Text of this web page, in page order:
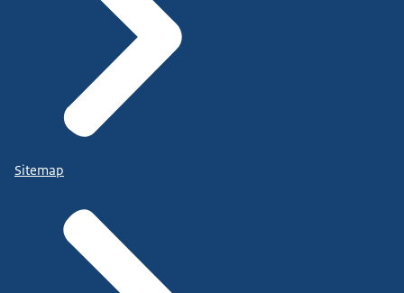
Sitemap